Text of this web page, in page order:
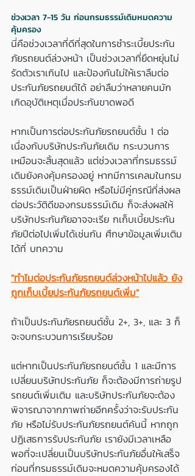
ช่วงเวลา 7-15 วัน ก่อนกรมธรรม์เดิมหมดความ
คุ้มครอง
นี่คือช่วงเวลาที่ดีที่สุดในการชำระเบี้ยประกัน
ภัยรถยนต์ล่วงหน้า เป็นช่วงเวลาที่ยึดหยุ่นไม่
รัดตัวเราเกินไป และป้องกันไม่ให้เราลืมต่อ
ประกันภัยรถยนต์ได้ อย่าลืมว่าหลายคนมัก
เกิดอุบัติเหตุเมื่อประกันขาดพอดี
หากเป็นการต่อประกันภัยรถยนต์ชั้น 1 ต่อ
เนื่องกับบริษัทประกันภัยเดิม กระบวนการ
เหมือนจะสิ้นสุดแล้ว แต่ช่วงเวลาที่กรมธรรม์
เดิมยังคงคุ้มครองอยู่ หากมีการเคลมในกรม
ธรรม์เดิมเป็นฝ่ายผิด หรือไม่มีคู่กรณีที่ส่งผล
ต่อประวัติดีของกรมธรรม์เดิม ก็จะส่งผลให้
บริษัทประกันภัยอาจจะเรีย กเก็บเบี้ยประกัน
ภัยปีต่อไปเพิ่มได้เช่นกัน ศึกษาข้อมูลเพิ่มเติม
ได้ที่ บทความ
"ทำไมต่อประกันภัยรถยนต์ล่วงหน้าไปแล้ว ยัง
ถูกเก็บเบี้ยประกันภัยรถยนต์เพิ่ม"
ถ้าเป็นประกันภัยรถยนต์ชั้น 2+, 3+, และ 3 ก็
จะจบกระบวนการเรียบร้อย
แต่หากเป็นประกันภัยรถยนต์ชั้น 1 และมีการ
เปลี่ยนบริษัทประกันภัย ก็จะต้องมีการถ่ายรูป
รถยนต์เพิ่มเติม และบริษัทประกันภัยจะต้อง
พิจารณาจากภาพถ่ายอีกครั้งว่าจะรับประกัน
ภัย หรือไม่รับประกันภัยรถยนต์คันนี้ หากถูก
ปฏิเสธการรับประกันภัย เรายังมีเวลาเหลือ
พอที่จะเปลี่ยนเป็นบริษัทประกันภัยอื่นให้เสร็จ
ก่อนที่กรมธรรม์เดิมจะหมดความคุ้มครองได้